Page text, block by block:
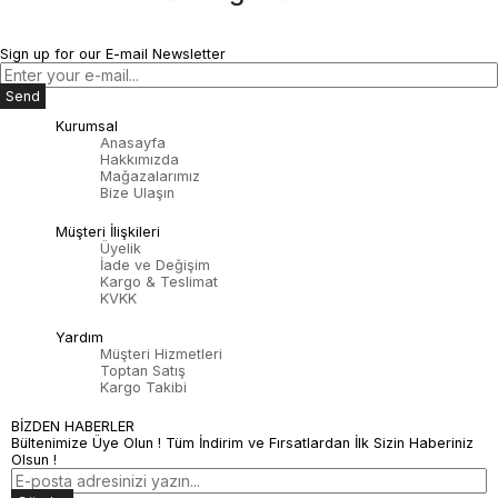
Sign up for our E-mail Newsletter
Send
Kurumsal
Anasayfa
Hakkımızda
Mağazalarımız
Bize Ulaşın
Müşteri İlişkileri
Üyelik
İade ve Değişim
Kargo & Teslimat
KVKK
Yardım
Müşteri Hizmetleri
Toptan Satış
Kargo Takibi
BİZDEN HABERLER
Bültenimize Üye Olun ! Tüm İndirim ve Fırsatlardan İlk Sizin Haberiniz
Olsun !